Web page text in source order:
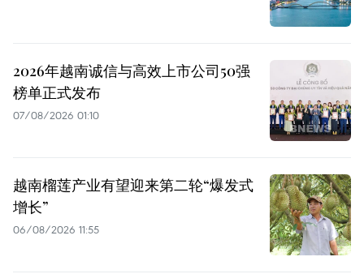
2026年越南诚信与高效上市公司50强
榜单正式发布
07/08/2026 01:10
越南榴莲产业有望迎来第二轮“爆发式
增长”
06/08/2026 11:55